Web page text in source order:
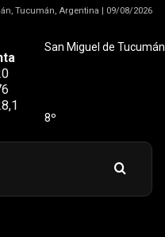
Tucumán, Argentina | 09/08/2026
San Miguel de Tucumán
8º